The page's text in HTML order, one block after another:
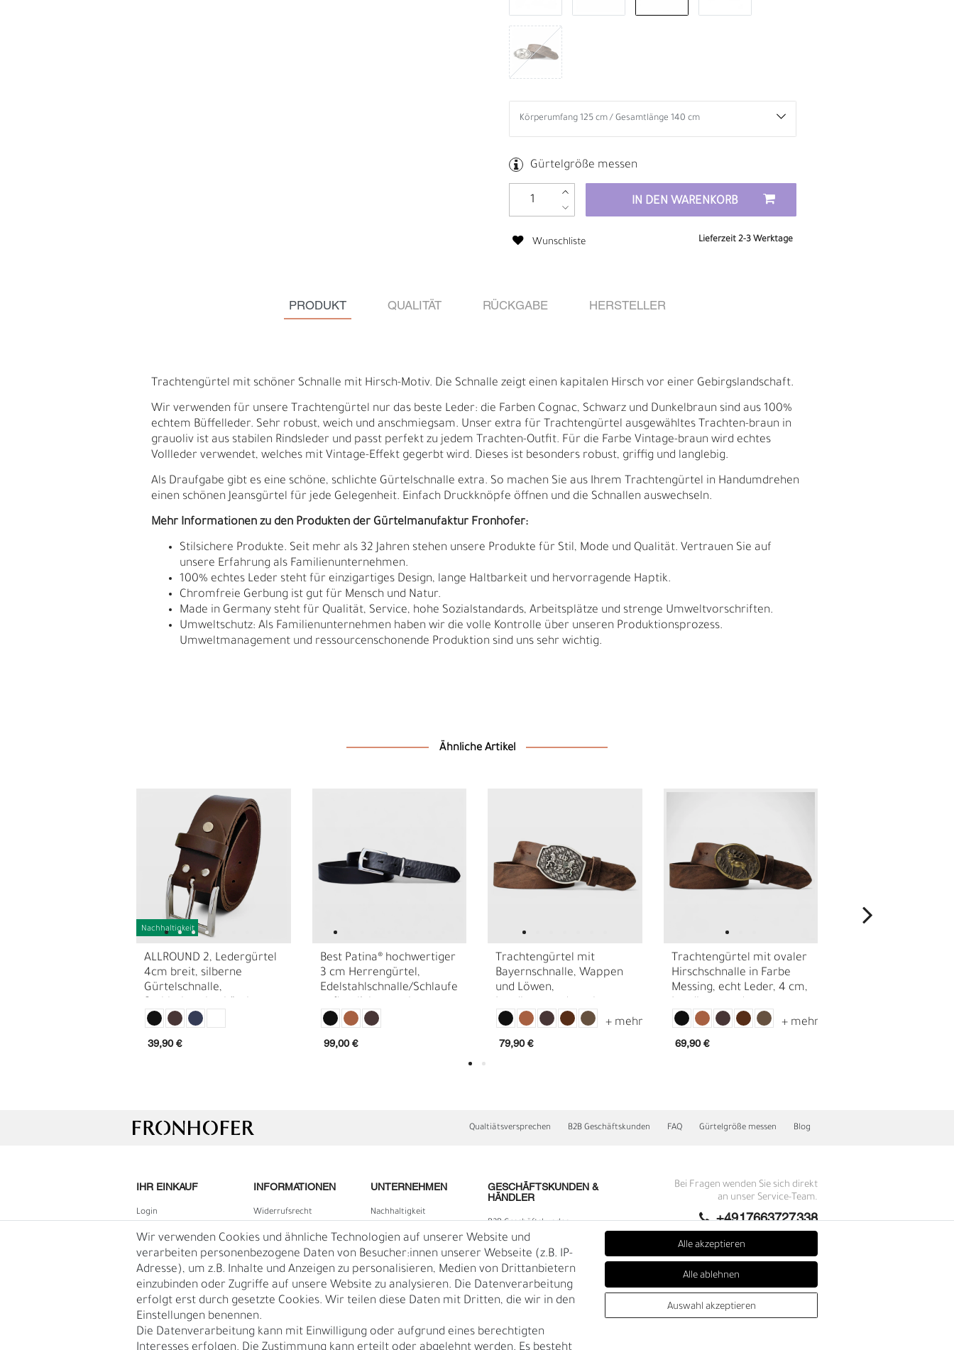
L D N
Gürtelgröße messen
IN DEN WARENKORB
Wunschliste Lieferzeit 2-3 Werktage
PRODUKT QUALITÄT RÜCKGABE HERSTELLER
Trachtengürtel mit schöner Schnalle mit Hirsch-Motiv. Die Schnalle zeigt einen kapitalen Hirsch vor einer Gebirgslandschaft.
Wir verwenden für unsere Trachtengürtel nur das beste Leder: die Farben Cognac, Schwarz und Dunkelbraun sind aus 100%
echtem Büffelleder. Sehr robust, weich und anschmiegsam. Unser extra für Trachtengürtel ausgewähltes Trachten-braun in
grauoliv ist aus stabilen Rindsleder und passt perfekt zu jedem Trachten-Outfit. Für die Farbe Vintage-braun wird echtes
Vollleder verwendet, welches mit Vintage-Effekt gegerbt wird. Dieses ist besonders robust, griffig und langlebig.
Als Draufgabe gibt es eine schöne, schlichte Gürtelschnalle extra. So machen Sie aus Ihrem Trachtengürtel in Handumdrehen
einen schönen Jeansgürtel für jede Gelegenheit. Einfach Druckknöpfe öffnen und die Schnallen auswechseln.
Mehr Informationen zu den Produkten der Gürtelmanufaktur Fronhofer:
Stilsichere Produkte. Seit mehr als 32 Jahren stehen unsere Produkte für Stil, Mode und Qualität. Vertrauen Sie auf
unsere Erfahrung als Familienunternehmen.
100% echtes Leder steht für einzigartiges Design, lange Haltbarkeit und hervorragende Haptik.
Chromfreie Gerbung ist gut für Mensch und Natur.
Made in Germany steht für Qualität, Service, hohe Sozialstandards, Arbeitsplätze und strenge Umweltvorschriften.
Umweltschutz: Als Familienunternehmen haben wir die volle Kontrolle über unseren Produktionsprozess.
Umweltmanagement und ressourcenschonende Produktion sind uns sehr wichtig.
Ähnliche Artikel
Nachhaltigkeit
ALLROUND 2, Ledergürtel
4cm breit, silberne
Gürtelschnalle,
extra Schraube
39,90 €
Best Patina® hochwertiger
3 cm Herrengürtel,
Edelstahlschnalle/Schlaufe
Sattlerleder
99,00 €
Trachtengürtel mit
Bayernschnalle, Wappen
und Löwen,
Leder, 4 cm
79,90 €
Trachtengürtel mit ovaler
Hirschschnalle in Farbe
Messing, echt Leder, 4 cm,
69,90 €
Qualtiätsversprechen B2B Geschäftskunden FAQ Gürtelgröße messen Blog
IHR EINKAUF
Login
B2B Login
Registrieren
Wunschliste
Warenkorb
Kasse
INFORMATIONEN
Widerrufs­recht
Impressum
Daten­schutz­erklärung
AGB
Blog
Vertrag
widerrufen
UNTERNEHMEN
Nachhaltigkeit
Kontakt
Über uns
Rückgabe
Gürtelgröße messen
GESCHÄFTSKUNDEN &
HÄNDLER
B2B Geschäftskunden
Bei Fragen wenden Sie sich direkt
an unser Service-Team.
+4917663727338
Montag - Freitag, 09:00 - 14:00
info@fronhofer.com
Gürtelmanufaktur Fronhofer,
93053 Regensburg, Nelkenweg 3b
Wir verwenden Cookies und ähnliche Technologien auf unserer Website und
verarbeiten personenbezogene Daten von Besucher:innen unserer Webseite (z.B. IP-
Adresse), um z.B. Inhalte und Anzeigen zu personalisieren, Medien von Drittanbietern
einzubinden oder Zugriffe auf unsere Website zu analysieren. Die Datenverarbeitung
erfolgt erst durch gesetzte Cookies. Wir teilen diese Daten mit Dritten, die wir in den
Einstellungen benennen.
Die Datenverarbeitung kann mit Einwilligung oder aufgrund eines berechtigten
Alle akzeptieren
Alle ablehnen
Auswahl akzeptieren